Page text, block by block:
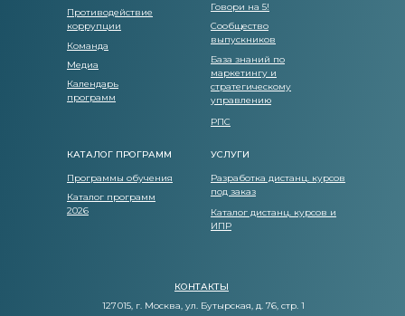
КАТАЛОГ ПРОГРАММ
Программы обучения
Каталог программ
2026
УСЛУГИ
Разработка дистанц. курсов
под заказ
Каталог дистанц. курсов и
ИПР
КОНТАКТЫ
127 015, г. Москва, ул. Бутырская, д. 76, стр. 1
Противодействие
коррупции
Команда
Медиа
Календарь
программ
Говори на 5!
База знаний по
маркетингу и
стратегическому
управлению
Сообщество
выпускников
РПС